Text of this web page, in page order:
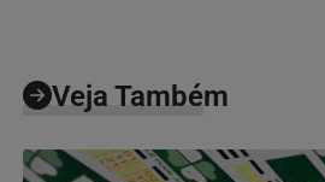
Veja Também